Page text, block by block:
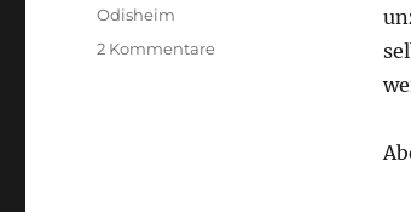
Odisheim
2 Kommentarezu